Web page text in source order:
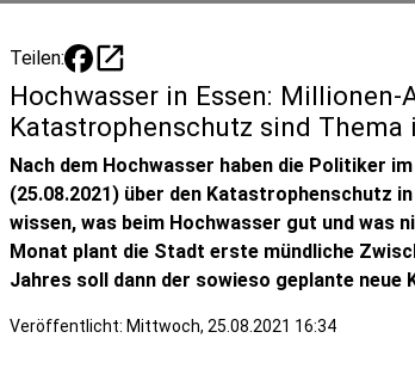
Teilen: open_in_new
Hochwasser in Essen: Millionen-
Katastrophenschutz sind Thema
Nach dem Hochwasser haben die Politiker
(25.08.2021) über den Katastrophenschutz
wissen, was beim Hochwasser gut und was
Monat plant die Stadt erste mündliche
Jahres soll dann der sowieso geplante
Veröffentlicht: Mittwoch, 25.08.2021 16:34